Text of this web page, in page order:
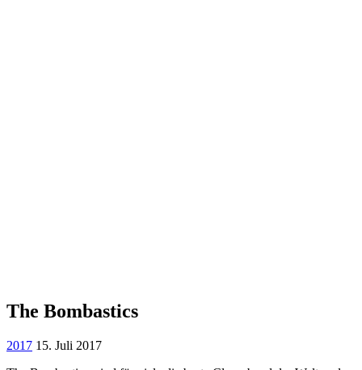
The Bombastics
2017 15. Juli 2017